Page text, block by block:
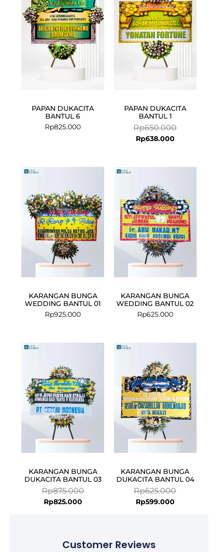
PAPAN DUKACITA
BANTUL 6
Rp825.000
PAPAN DUKACITA
BANTUL 1
Rp650.000
was:
Rp650.000.
Rp638.000
is:
Rp638.000.
KARANGAN BUNGA
WEDDING BANTUL 01
Rp925.000
KARANGAN BUNGA
WEDDING BANTUL 02
Rp625.000
KARANGAN BUNGA
DUKACITA BANTUL 03
Rp875.000
Rp875.000.
Rp825.000
Rp825.000.
KARANGAN BUNGA
DUKACITA BANTUL 04
Rp625.000
Rp625.000.
Rp599.000
Rp599.000.
Customer Reviews